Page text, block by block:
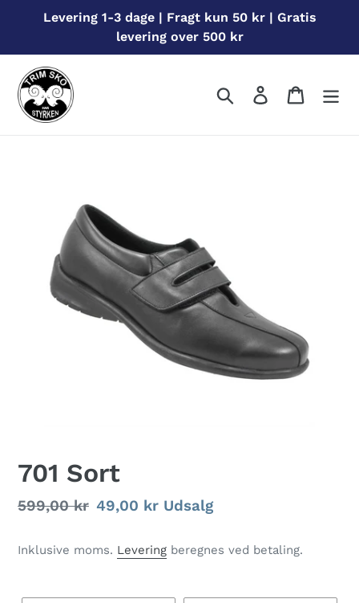
Levering 1-3 dage | Fragt kun 50 kr | Gratis
levering over 500 kr
Søg Log ind
701 Sort
Normalpris
599,00 kr Udsalgspris
49,00 kr Udsalg
Inklusive moms. Levering beregnes ved betaling.